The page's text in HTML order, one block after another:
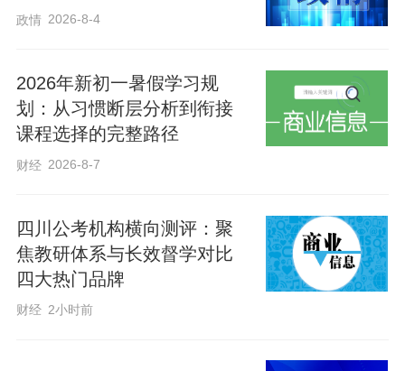
政情 2026-8-4
2026年新初一暑假学习规
划：从习惯断层分析到衔接
课程选择的完整路径
财经 2026-8-7
四川公考机构横向测评：聚
焦教研体系与长效督学对比
四大热门品牌
财经 2小时前